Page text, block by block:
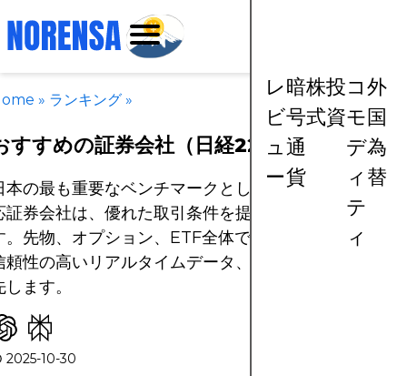
レ
ビ
ュ
ー
暗
号
通
貨
株
式
投
資
コ
モ
デ
ィ
テ
ィ
外
国
為
替
» ランキング »
すすめの証券会社（日経225指数）
本の最も重要なベンチマークとして、最高の日経225
証券会社は、優れた取引条件を提供する必要がありま
。先物、オプション、ETF全体で最低限の取引コスト
頼性の高いリアルタイムデータ、および深い流動性を
します。
2025-10-30